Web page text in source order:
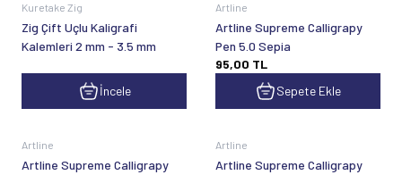
Kuretake Zig
Zig Çift Uçlu Kaligrafi
Kalemleri 2 mm - 3.5 mm
İncele
Artline
Artline Supreme Calligrapy
Pen 5.0 Sepia
95,00 TL
Sepete Ekle
Artline
Artline Supreme Calligrapy
Artline
Artline Supreme Calligrapy